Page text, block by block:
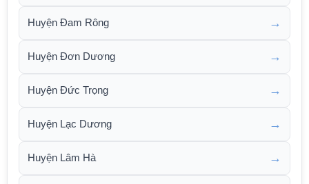
Huyện Đam Rông →
Huyện Đơn Dương →
Huyện Đức Trọng →
Huyện Lạc Dương →
Huyện Lâm Hà →